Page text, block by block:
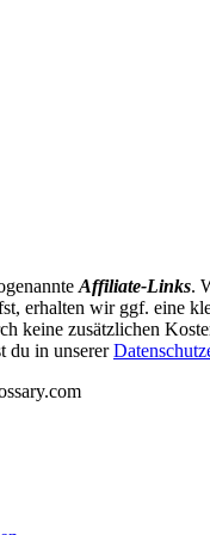
Affiliate-Links.
erhalten wir ggf. eine
keine zusätzlichen
du in unserer